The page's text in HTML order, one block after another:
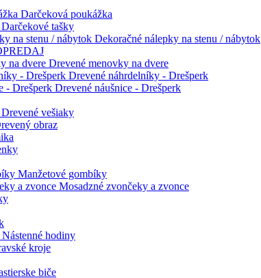
Darčeková poukážka
Darčekové tašky
Dekoračné nálepky na stenu / nábytok
Drevené menovky na dvere
Drevené náhrdelníky - Drešperk
Drevené náušnice - Drešperk
Drevené vešiaky
obraz
Manžetové gombíky
Mosadzné zvončeky a zvonce
Nástenné hodiny
kroje
biče